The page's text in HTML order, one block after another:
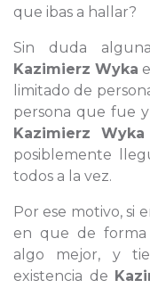
que ibas a hallar?
Sin duda
Kazimierz Wyka
limitado de
persona que fue
Kazimierz Wyka
posiblemente
todos a la vez.
Por ese motivo, si
en que de forma
algo mejor, y
existencia de